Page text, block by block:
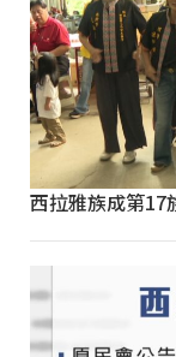
西拉雅族成第17